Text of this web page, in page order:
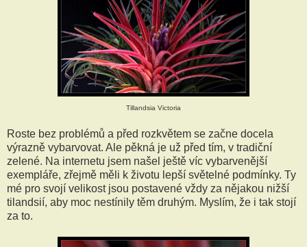
Tillandsia Victoria
Roste bez problémů a před rozkvětem se začne docela
výrazně vybarvovat. Ale pěkná je už před tím, v tradiční
zelené. Na internetu jsem našel ještě víc vybarvenější
exempláře, zřejmě měli k životu lepší světelné podmínky. Ty
mé pro svojí velikost jsou postavené vždy za nějakou nižší
tilandsií, aby moc nestínily těm druhým. Myslím, že i tak stojí
za to.